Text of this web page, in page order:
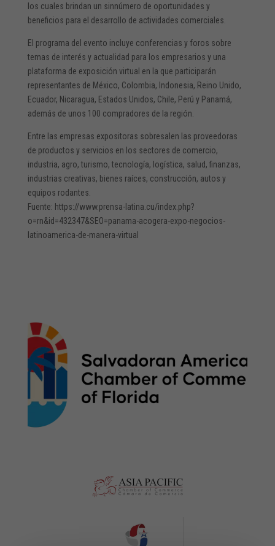
los cuales brindan un sinnúmero de oportunidades y
beneficios para el desarrollo de actividades comerciales.
El programa del evento incluye conferencias y foros sobre
temas de interés y actualidad para los empresarios y una
plataforma de exposición virtual en la que participarán
representantes de México, Colombia, Indonesia, Reino Unido,
Ecuador, Nicaragua, Estados Unidos, Chile, Perú y Panamá,
además de unos 100 compradores de la región.
Entre las empresas expositoras sobresalen las proveedoras
de productos y servicios en los sectores de comercio,
industria, agro, turismo, tecnología, logística, salud, finanzas,
industrias creativas, bienes raíces, construcción, autos y
equipos rodantes.
Fuente: https://www.prensa-latina.cu/index.php?
o=rn&id=432347&SEO=panama-acogera-expo-negocios-
latinoamerica-de-manera-virtual